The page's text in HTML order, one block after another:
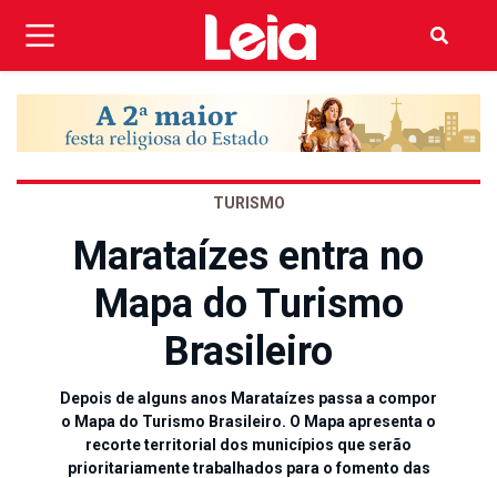
TURISMO
Marataízes entra no
Mapa do Turismo
Brasileiro
Depois de alguns anos Marataízes passa a compor
o Mapa do Turismo Brasileiro. O Mapa apresenta o
recorte territorial dos municípios que serão
prioritariamente trabalhados para o fomento das